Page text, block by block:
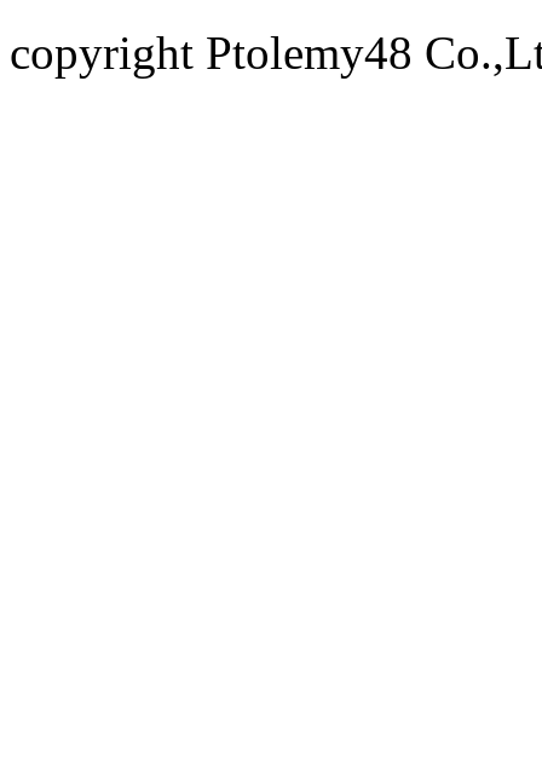
copyright Ptolemy48